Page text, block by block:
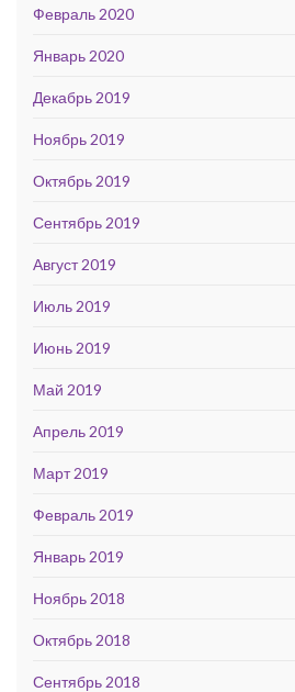
Февраль 2020
Январь 2020
Декабрь 2019
Ноябрь 2019
Октябрь 2019
Сентябрь 2019
Август 2019
Июль 2019
Июнь 2019
Май 2019
Апрель 2019
Март 2019
Февраль 2019
Январь 2019
Ноябрь 2018
Октябрь 2018
Сентябрь 2018